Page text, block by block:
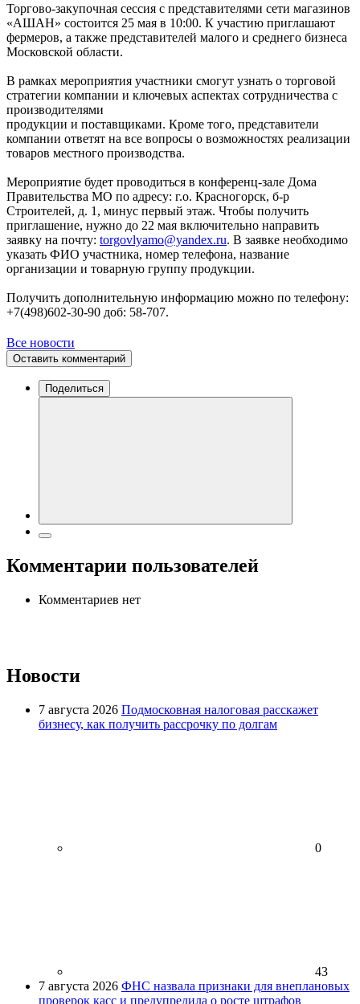
Торгово-закупочная сессия с представителями сети магазинов
«АШАН» состоится 25 мая в 10:00. К участию приглашают
фермеров, а также представителей малого и среднего бизнеса
Московской области.
В рамках мероприятия участники смогут узнать о торговой
стратегии компании и ключевых аспектах сотрудничества с
производителями
продукции и поставщиками. Кроме того, представители
компании ответят на все вопросы о возможностях реализации
товаров местного производства.
Мероприятие будет проводиться в конференц-зале Дома
Правительства МО по адресу: г.о. Красногорск, б-р
Строителей, д. 1, минус первый этаж. Чтобы получить
приглашение, нужно до 22 мая включительно направить
заявку на почту: torgovlyamo@yandex.ru. В заявке необходимо
указать ФИО участника, номер телефона, название
организации и товарную группу продукции.
Получить дополнительную информацию можно по телефону:
+7(498)602-30-90 доб: 58-707.
Все новости
Оставить комментарий
Поделиться
Комментарии пользователей
Комментариев нет
Новости
7 августа 2026 Подмосковная налоговая расскажет
бизнесу, как получить рассрочку по долгам
0
43
7 августа 2026 ФНС назвала признаки для внеплановых
проверок касс и предупредила о росте штрафов